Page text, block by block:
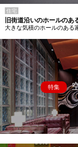
住宅
旧街道沿いのホールのあ
大きな気積のホールのある
特集